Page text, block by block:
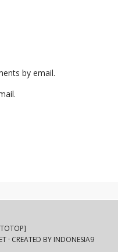
by email.
· CREATED BY INDONESIA9